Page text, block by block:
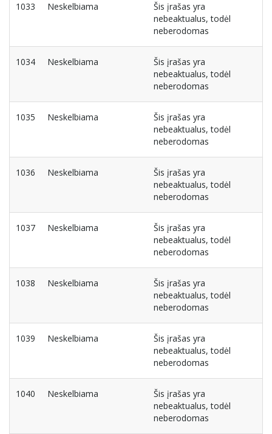
1033 Neskelbiama
Šis įrašas yra
nebeaktualus, todėl
neberodomas
1034 Neskelbiama
Šis įrašas yra
nebeaktualus, todėl
neberodomas
1035 Neskelbiama
Šis įrašas yra
nebeaktualus, todėl
neberodomas
1036 Neskelbiama
Šis įrašas yra
nebeaktualus, todėl
neberodomas
1037 Neskelbiama
Šis įrašas yra
nebeaktualus, todėl
neberodomas
1038 Neskelbiama
Šis įrašas yra
nebeaktualus, todėl
neberodomas
1039 Neskelbiama
Šis įrašas yra
nebeaktualus, todėl
neberodomas
1040 Neskelbiama
Šis įrašas yra
nebeaktualus, todėl
neberodomas